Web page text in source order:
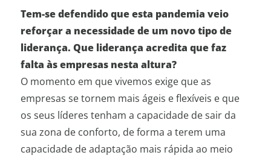
Tem-se defendido que esta pandemia veio
reforçar a necessidade de um novo tipo de
liderança. Que liderança acredita que faz
falta às empresas nesta altura?
O momento em que vivemos exige que as
empresas se tornem mais ágeis e flexíveis e que
os seus líderes tenham a capacidade de sair da
sua zona de conforto, de forma a terem uma
capacidade de adaptação mais rápida ao meio